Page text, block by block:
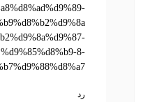
%d9%85%d8%b9-8-
رد